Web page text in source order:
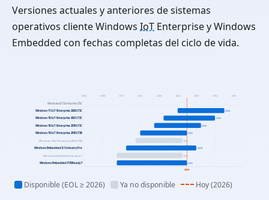
Versiones actuales y anteriores de sistemas
operativos cliente Windows IoT Enterprise y Windows
Embedded con fechas completas del ciclo de vida.
2004 2008 2012 2016 2020 2024 2028 2032 2036
2026
Windows IoT Enterprise LTSC
Windows 11 IoT Enterprise 2024 LTSC
2034
Windows 10 IoT Enterprise 2021 LTSC 2032
Windows 10 IoT Enterprise 2019 LTSC 2029
Windows 10 IoT Enterprise 2016 LTSB 2026
Windows 10 IoT Enterprise 2015 LTSB 2025
Windows Embedded 8.1 Industry Pro 2028
Windows Embedded Standard 7 2025
Windows Embedded POSReady 7 2026
Disponible (EOL ≥ 2026) Ya no disponible Hoy (2026)